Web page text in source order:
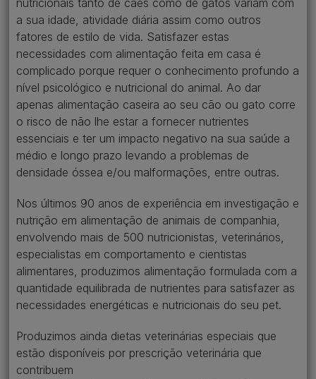
nutricionais tanto de cães como de gatos variam com
a sua idade, atividade diária assim como outros
fatores de estilo de vida. Satisfazer estas
necessidades com alimentação feita em casa é
complicado porque requer o conhecimento profundo a
nível psicológico e nutricional do animal. Ao dar
apenas alimentação caseira ao seu cão ou gato corre
o risco de não lhe estar a fornecer nutrientes
essenciais e ter um impacto negativo na sua saúde a
médio e longo prazo levando a problemas de
densidade óssea e/ou malformações, entre outras.
Nos últimos 90 anos de experiência em investigação e
nutrição em alimentação de animais de companhia,
envolvendo mais de 500 nutricionistas, veterinários,
especialistas em comportamento e cientistas
alimentares, produzimos alimentação formulada com a
quantidade equilibrada de nutrientes para satisfazer as
necessidades energéticas e nutricionais do seu pet.
Produzimos ainda dietas veterinárias especiais que
estão disponíveis por prescrição veterinária que
contribuem